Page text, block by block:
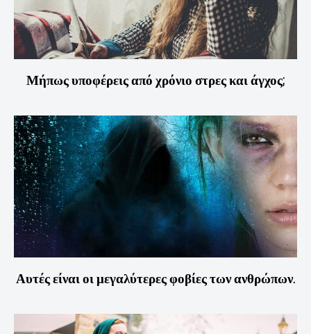
Μήπως υποφέρεις από χρόνιο στρες και άγχος;
Αυτές είναι οι μεγαλύτερες φοβίες των ανθρώπων.